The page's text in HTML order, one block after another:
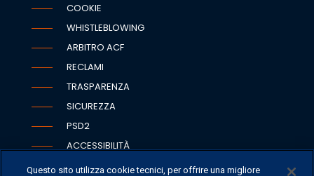
COOKIE
WHISTLEBLOWING
ARBITRO ACF
RECLAMI
TRASPARENZA
SICUREZZA
PSD2
ACCESSIBILITÀ
Questo sito utilizza cookie tecnici, per offrire una migliore